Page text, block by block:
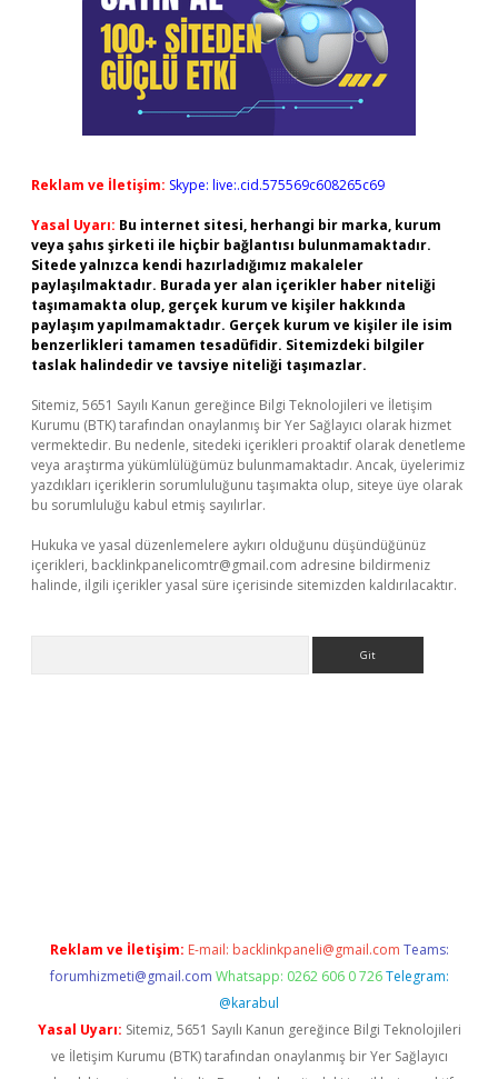
Reklam ve İletişim: Skype: live:.cid.575569c608265c69
Yasal Uyarı: Bu internet sitesi, herhangi bir marka, kurum
veya şahıs şirketi ile hiçbir bağlantısı bulunmamaktadır.
Sitede yalnızca kendi hazırladığımız makaleler
paylaşılmaktadır. Burada yer alan içerikler haber niteliği
taşımamakta olup, gerçek kurum ve kişiler hakkında
paylaşım yapılmamaktadır. Gerçek kurum ve kişiler ile isim
benzerlikleri tamamen tesadüfidir. Sitemizdeki bilgiler
taslak halindedir ve tavsiye niteliği taşımazlar.
Sitemiz, 5651 Sayılı Kanun gereğince Bilgi Teknolojileri ve İletişim
Kurumu (BTK) tarafından onaylanmış bir Yer Sağlayıcı olarak hizmet
vermektedir. Bu nedenle, sitedeki içerikleri proaktif olarak denetleme
veya araştırma yükümlülüğümüz bulunmamaktadır. Ancak, üyelerimiz
yazdıkları içeriklerin sorumluluğunu taşımakta olup, siteye üye olarak
bu sorumluluğu kabul etmiş sayılırlar.
Hukuka ve yasal düzenlemelere aykırı olduğunu düşündüğünüz
içerikleri, backlinkpanelicomtr@gmail.com adresine bildirmeniz
halinde, ilgili içerikler yasal süre içerisinde sitemizden kaldırılacaktır.
Reklam ve İletişim: E-mail: backlinkpaneli@gmail.com Teams:
forumhizmeti@gmail.com Whatsapp: 0262 606 0 726 Telegram:
@karabul
Yasal Uyarı: Sitemiz, 5651 Sayılı Kanun gereğince Bilgi Teknolojileri
ve İletişim Kurumu (BTK) tarafından onaylanmış bir Yer Sağlayıcı